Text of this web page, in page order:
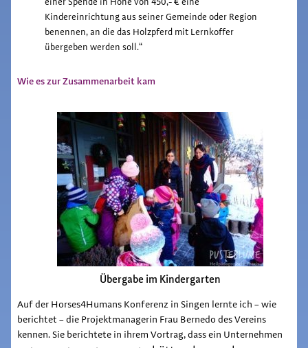
Kindereinrichtung aus seiner Gemeinde oder Region
benennen, an die das Holzpferd mit Lernkoffer
übergeben werden soll.“
Wie es zur Zusammenarbeit kam
Übergabe im Kindergarten
Auf der Horses4Humans Konferenz in Singen lernte ich – wie
berichtet – die Projektmanagerin Frau Bernedo des Vereins
kennen. Sie berichtete in ihrem Vortrag, dass ein Unternehmen